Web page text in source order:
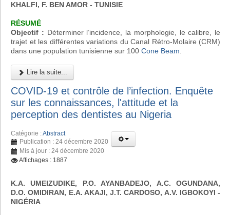
KHALFI, F. BEN AMOR - TUNISIE
RÉSUMÉ
Objectif : Déterminer l’incidence, la morphologie, le calibre, le
trajet et les différentes variations du Canal Rétro-Molaire (CRM)
dans une population tunisienne sur 100 Cone Beam
Lire la suite...
COVID-19 et contrôle de l’infection. Enquête
sur les connaissances, l'attitude et la
perception des dentistes au Nigeria
Catégorie :Abstract
Publication : 24 décembre 2020
Mis à jour : 24 décembre 2020
Affichages : 1887
K.A. UMEIZUDIKE, P.O. AYANBADEJO, A.C. OGUNDANA,
D.O. OMIDIRAN, E.A. AKAJI, J.T. CARDOSO, A.V. IGBOKOYI -
NIGÉRIA